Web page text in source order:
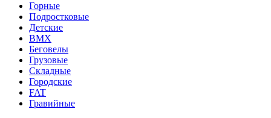
Горные
Подростковые
Детские
BMX
Беговелы
Грузовые
Складные
Городские
FAT
Гравийные